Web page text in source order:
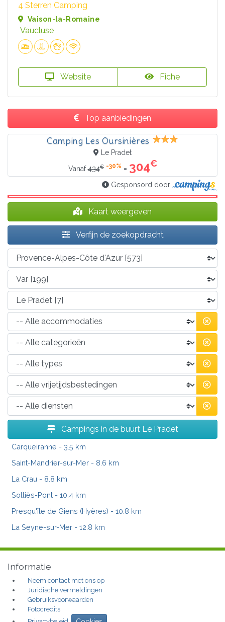
4 Sterren Camping
Vaison-la-Romaine
Vaucluse
Website Fiche
Top aanbiedingen
Camping Les Oursinières
Le Pradet
Vanaf434€ -30% = 304€
Gesponsord door
Kaart weergeven
Verfijn de zoekopdracht
Campings in de buurt Le Pradet
Carqueiranne - 3.5 km
Saint-Mandrier-sur-Mer - 8.6 km
La Crau - 8.8 km
Solliès-Pont - 10.4 km
Presqu'île de Giens (Hyères) - 10.8 km
La Seyne-sur-Mer - 12.8 km
Informatie
Neem contact met ons op
Juridische vermeldingen
Gebruiksvoorwaarden
Fotocredits